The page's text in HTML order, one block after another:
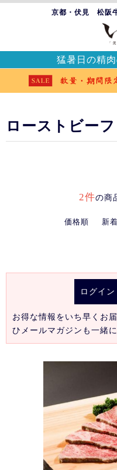
京都・伏見 松阪
猛暑日の精
ローストビーフ
2件の商
価格順 新
ログイン
お得な情報をいち早くお
ひメールマガジンも一緒